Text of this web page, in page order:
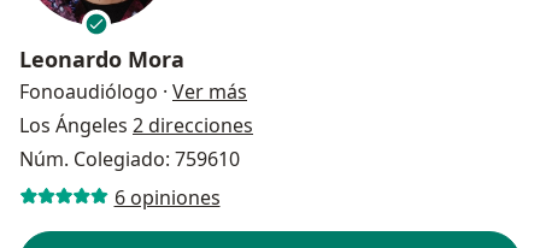
Leonardo Mora
Fonoaudiólogo · Ver más
Los Ángeles 2 direcciones
Núm. Colegiado: 759610
6 opiniones